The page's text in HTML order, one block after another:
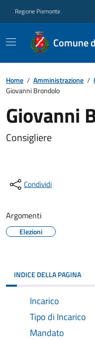
Regione Piemonte
Comune
Home / Amministrazione /
Giovanni Brondolo
Giovanni
Consigliere
Condividi
Argomenti
Elezioni
INDICE DELLA PAGINA
Incarico
Tipo di Incarico
Mandato